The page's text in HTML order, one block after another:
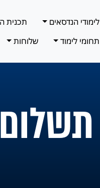
לימודי הנדסאים תכנית
תחומי לימוד
שלוחות
תשלום ONLINE מכללות אורט